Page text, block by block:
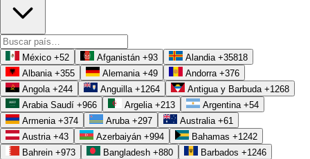
México +52 Afganistán +93 Alandia +35818
Albania +355 Alemania +49 Andorra +376
Angola +244 Anguilla +1264 Antigua y Barbuda +1268
Arabia Saudí +966 Argelia +213 Argentina +54
Armenia +374 Aruba +297 Australia +61
Austria +43 Azerbaiyán +994 Bahamas +1242
Bahrein +973 Bangladesh +880 Barbados +1246